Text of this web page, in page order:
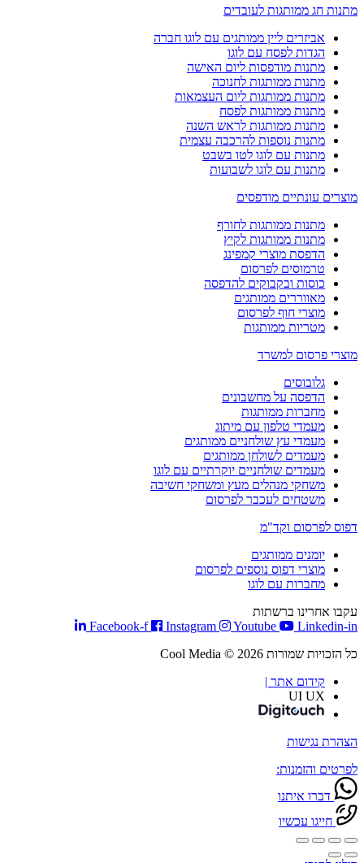
מתנות חג ממותגות לעובדים
אביזרים ליין ממותגים עם לוגו חברה
הגדות לפסח עם לוגו
מתנות מודפסות ליום האישה
מתנות ממותגות לחנוכה
מתנות ממותגות ליום העצמאות
מתנות ממותגות לפסח
מתנות ממותגות לראש השנה
מתנות נוספות להרכבה עצמית
מתנות עם לוגו לטו בשבט
מתנות עם לוגו לשבועות
מוצרים עונתיים מודפסים
מתנות ממותגות לחורף
מתנות ממותגות לקיץ
הדפסת מוצרי קמפינג
טרמוסים לפרסום
כוסות ובקבוקים להדפסה
מאווררים ממותגים
מוצרי חוף לפרסום
מטריות ממותגות
מוצרי פרסום למשרד
גלובוסים
הדפסה על מחשבונים
מחברות ממותגות
מעמדי טלפון עם מיתוג
מעמדי עץ שולחניים ממותגים
מעמדים לשולחן ממותגים
מעמדים שולחניים יוקרתיים עם לוגו
משחקי מנהלים מעץ ומשחקי חשיבה
משטחים לעכבר לפרסום
דפוס לפרסום וקד"מ
יומנים ממותגים
מוצרי דפוס נוספים לפרסום
מחברות עם לוגו
עקבו אחרינו ברשתות
Facebook-f
Instagram Youtube
Linkedin-in
כל הזכויות שמורות Cool Media © 2026
קידום אתר |
UI UX
הצהרת נגישות
לפרטים והזמנות:
דברו איתנו
חייגו עכשיו